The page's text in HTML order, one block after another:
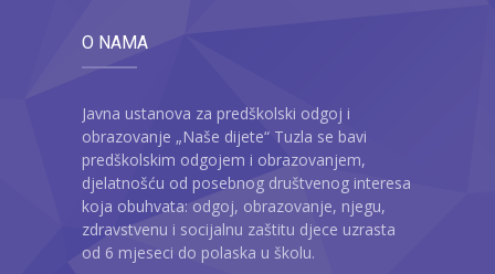
O NAMA
Javna ustanova za predškolski odgoj i
obrazovanje „Naše dijete“ Tuzla se bavi
predškolskim odgojem i obrazovanjem,
djelatnošću od posebnog društvenog interesa
koja obuhvata: odgoj, obrazovanje, njegu,
zdravstvenu i socijalnu zaštitu djece uzrasta
od 6 mjeseci do polaska u školu.